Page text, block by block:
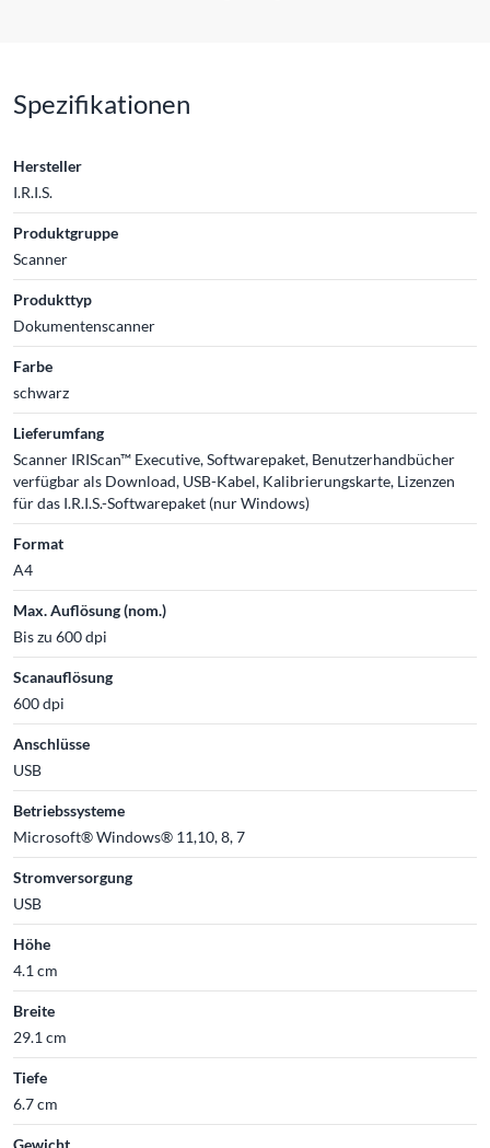
Spezifikationen
Hersteller
I.R.I.S.
Produktgruppe
Scanner
Produkttyp
Dokumentenscanner
Farbe
schwarz
Lieferumfang
Scanner IRIScan™ Executive, Softwarepaket, Benutzerhandbücher
verfügbar als Download, USB-Kabel, Kalibrierungskarte, Lizenzen
für das I.R.I.S.-Softwarepaket (nur Windows)
Format
A4
Max. Auflösung (nom.)
Bis zu 600 dpi
Scanauflösung
600 dpi
Anschlüsse
USB
Betriebssysteme
Microsoft® Windows® 11,10, 8, 7
Stromversorgung
USB
Höhe
4.1 cm
Breite
29.1 cm
Tiefe
6.7 cm
Gewicht